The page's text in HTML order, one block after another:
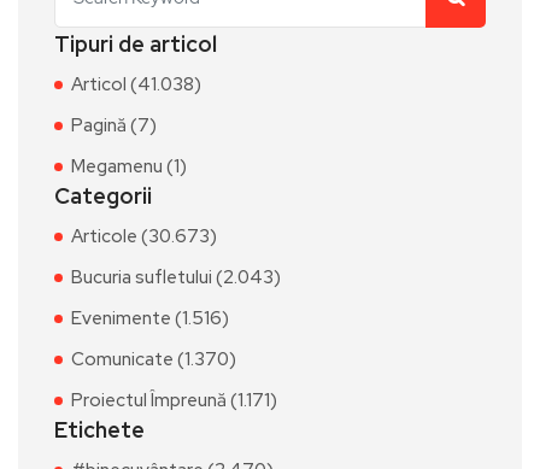
Tipuri de articol
Articol (41.038)
Pagină (7)
Megamenu (1)
Categorii
Articole (30.673)
Bucuria sufletului (2.043)
Evenimente (1.516)
Comunicate (1.370)
Proiectul Împreună (1.171)
Etichete